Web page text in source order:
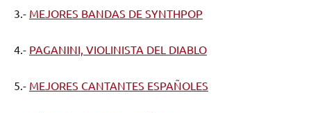
3.- MEJORES BANDAS DE SYNTHPOP
4.- PAGANINI, VIOLINISTA DEL DIABLO
5.- MEJORES CANTANTES ESPAÑOLES